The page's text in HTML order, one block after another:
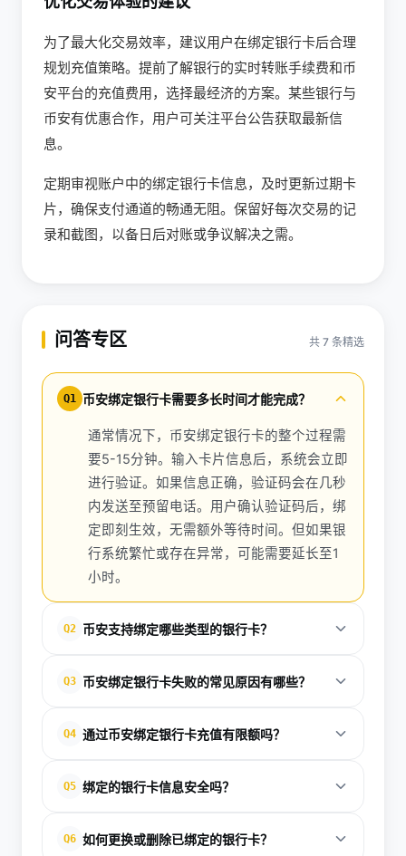
为了最大化交易效率，建议用户在绑定银行卡后合理
规划充值策略。提前了解银行的实时转账手续费和币
安平台的充值费用，选择最经济的方案。某些银行与
币安有优惠合作，用户可关注平台公告获取最新信
息。
定期审视账户中的绑定银行卡信息，及时更新过期卡
片，确保支付通道的畅通无阻。保留好每次交易的记
录和截图，以备日后对账或争议解决之需。
问答专区 共 7 条精选
Q1 币安绑定银行卡需要多长时间才能完成？
通常情况下，币安绑定银行卡的整个过程需
要5-15分钟。输入卡片信息后，系统会立即
进行验证。如果信息正确，验证码会在几秒
内发送至预留电话。用户确认验证码后，绑
定即刻生效，无需额外等待时间。但如果银
行系统繁忙或存在异常，可能需要延长至1
小时。
Q2 币安支持绑定哪些类型的银行卡？
需要注意的是，不同国家和地区支持的银行卡类型可
卡，包括工商银行、建设银行、农业银行等。绑定前
Q3 币安绑定银行卡失败的常见原因有哪些？
卡已过期或被冻结、银行系统维护中、卡片未开通网
制。解决方案是仔细核对信息、联系银行确认卡片状
服提交工单。
Q4 通过币安绑定银行卡充值有限额吗？
期日充值限额通常为2000美元，年限额为5万美元。
份验证（高级认证）的用户可获得更高限额。具体限
Q5 绑定的银行卡信息安全吗？
施。用户的银行卡信息被加密存储，币安员工无法直
Q6 如何更换或删除已绑定的银行卡？